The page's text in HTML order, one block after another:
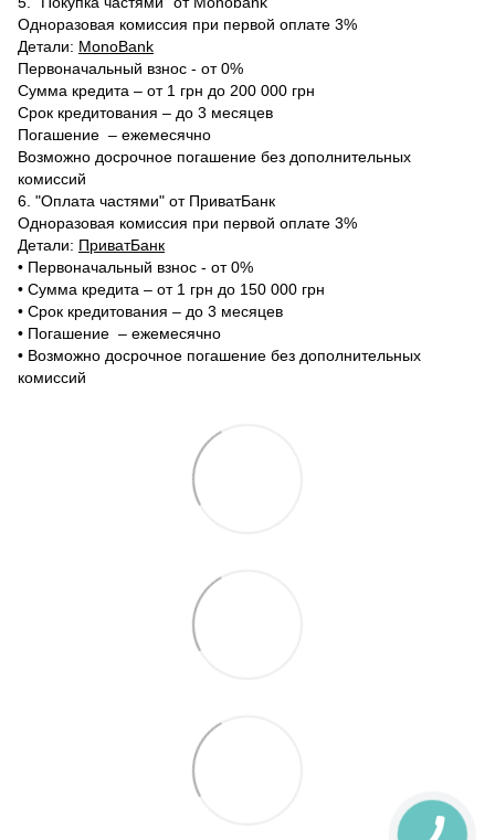
Одноразовая комиссия при первой оплате 3%
Детали: MonoBank
Первоначальный взнос - от 0%
Сумма кредита – от 1 грн до 200 000 грн
Срок кредитования – до 3 месяцев
Погашение – ежемесячно
Возможно досрочное погашение без дополнительных
комиссий
6. "Оплата частями" от ПриватБанк
Одноразовая комиссия при первой оплате 3%
Детали: ПриватБанк
•‎ Первоначальный взнос - от 0%
•‎ Сумма кредита – от 1 грн до 150 000 грн
•‎ Срок кредитования – до 3 месяцев
•‎ Погашение – ежемесячно
•‎ Возможно досрочное погашение без дополнительных
комиссий